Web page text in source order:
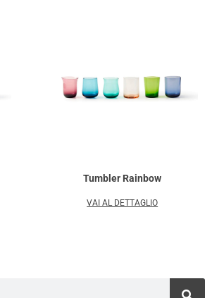
Tumbler Rainbow
VAI AL DETTAGLIO